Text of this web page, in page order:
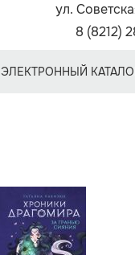
ул.
8 (8212)
ЭЛЕКТРОННЫЙ